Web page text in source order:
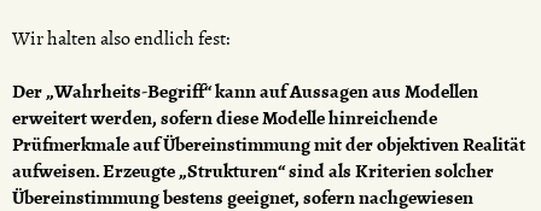
Wir halten also endlich fest:
Der „Wahrheits-Begriff“ kann auf Aussagen aus Modellen
erweitert werden, sofern diese Modelle hinreichende
Prüfmerkmale auf Übereinstimmung mit der objektiven Realität
aufweisen. Erzeugte „Strukturen“ sind als Kriterien solcher
Übereinstimmung bestens geeignet, sofern nachgewiesen